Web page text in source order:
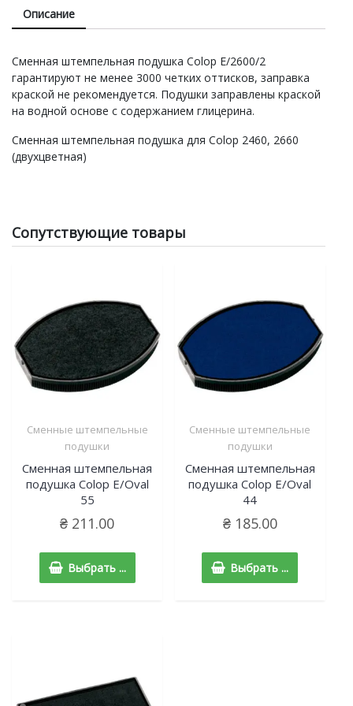
Описание
Сменная штемпельная подушка Colop E/2600/2
гарантируют не менее 3000 четких оттисков, заправка
краской не рекомендуется. Подушки заправлены краской
на водной основе с содержанием глицерина.
Сменная штемпельная подушка для Colop 2460, 2660
(двухцветная)
Сопутствующие товары
Cменные штемпельные
подушки
Сменная штемпельная
подушка Colop Е/Oval
55
₴ 211.00
Выбрать ...
Cменные штемпельные
подушки
Сменная штемпельная
подушка Colop Е/Oval
44
₴185.00
Выбрать ...